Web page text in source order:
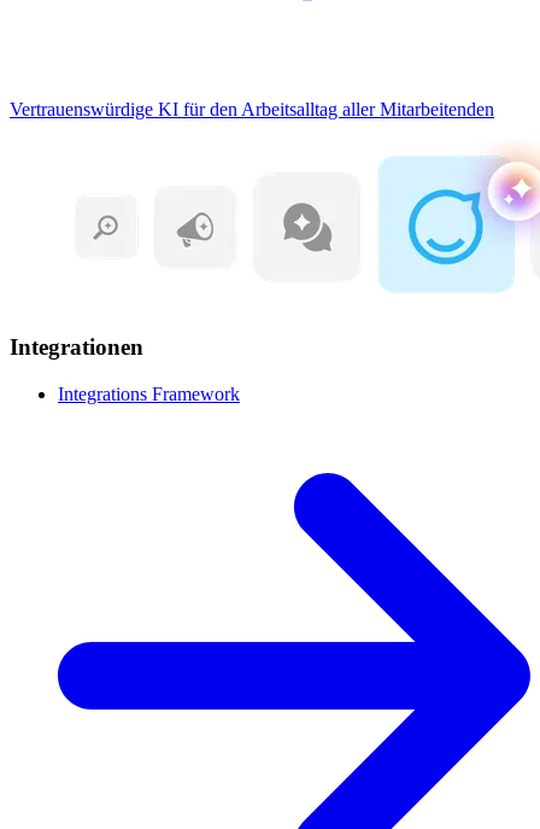
Vertrauenswürdige KI für den Arbeitsalltag aller Mitarbeitenden
Integrationen
Integrations Framework